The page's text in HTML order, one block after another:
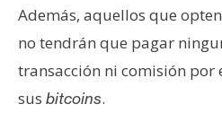
P
u
b
l
i
Además, aquellos que
no tendrán que pagar
transacción ni comisión por
sus bitcoins.